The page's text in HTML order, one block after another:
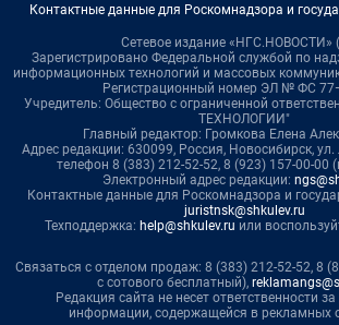
Контактные данные для Роскомнадзора и
Сетевое издание «НГС.НОВОСТИ»
Зарегистрировано Федеральной службой по
информационных технологий и массовых
Регистрационный номер ЭЛ № ФС
Учредитель: Общество с ограниченной
ТЕХНОЛОГИИ"
Главный редактор: Громкова Елена
Адрес редакции: 630099, Россия, Новосибирск, ул.
телефон 8 (383) 212-52-52, 8 (923) 157-00-00
Электронный адрес редакции:
Контактные данные для Роскомнадзора и
juristnsk@shkulev.ru
Техподдержка: help@shkulev.ru или
Связаться с отделом продаж: 8 (383) 212-52-52, 8
с сотового бесплатный),
Редакция сайта не несет ответственности
информации, содержащейся в рекламных